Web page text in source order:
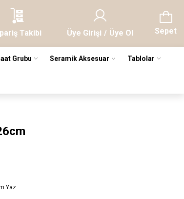
Takibi Üye Girişi / Üye Ol Sepet
Grubu Seramik Aksesuar Tablolar
Yaz